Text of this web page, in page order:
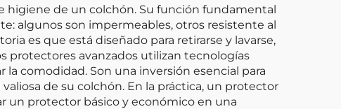
higiene de un colchón. Su función fundamental
algunos son impermeables, otros resistente al
es que está diseñado para retirarse y lavarse,
protectores avanzados utilizan tecnologías
comodidad. Son una inversión esencial para
de su colchón. En la práctica, un protector
un protector básico y económico en una